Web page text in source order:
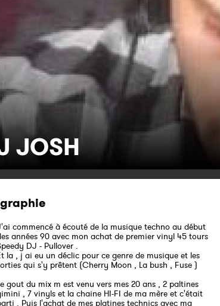
JOSH
commencé à écouté de la musique techno au début
années 90 avec mon achat de premier vinyl 45 tours
DJ - Pullover .
la , j ai eu un déclic pour ce genre de musique et les
qui s'y prêtent (Cherry Moon , La bush , Fuse )
gout du mix m est venu vers mes 20 ans , 2 paltines
, 7 vinyls et la chaine HI-FI de ma mère et c'était
. Puis l'achat de mes platines technics avec ma